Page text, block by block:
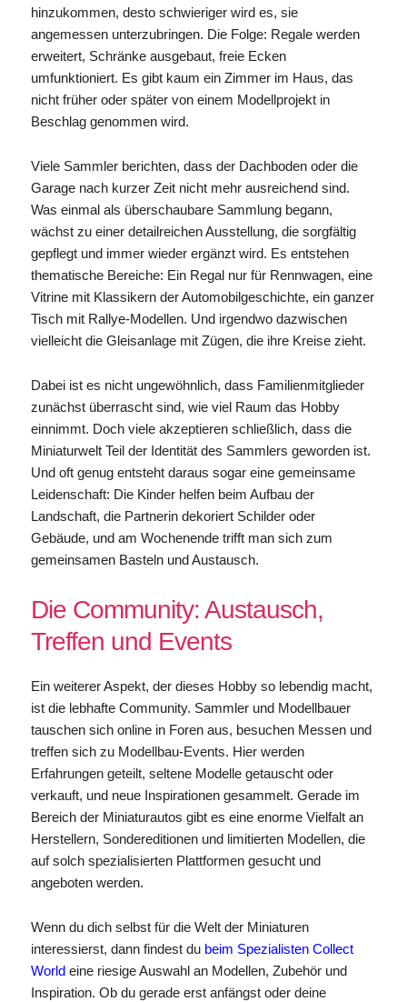
hinzukommen, desto schwieriger wird es, sie
angemessen unterzubringen. Die Folge: Regale werden
erweitert, Schränke ausgebaut, freie Ecken
umfunktioniert. Es gibt kaum ein Zimmer im Haus, das
nicht früher oder später von einem Modellprojekt in
Beschlag genommen wird.
Viele Sammler berichten, dass der Dachboden oder die
Garage nach kurzer Zeit nicht mehr ausreichend sind.
Was einmal als überschaubare Sammlung begann,
wächst zu einer detailreichen Ausstellung, die sorgfältig
gepflegt und immer wieder ergänzt wird. Es entstehen
thematische Bereiche: Ein Regal nur für Rennwagen, eine
Vitrine mit Klassikern der Automobilgeschichte, ein ganzer
Tisch mit Rallye-Modellen. Und irgendwo dazwischen
vielleicht die Gleisanlage mit Zügen, die ihre Kreise zieht.
Dabei ist es nicht ungewöhnlich, dass Familienmitglieder
zunächst überrascht sind, wie viel Raum das Hobby
einnimmt. Doch viele akzeptieren schließlich, dass die
Miniaturwelt Teil der Identität des Sammlers geworden ist.
Und oft genug entsteht daraus sogar eine gemeinsame
Leidenschaft: Die Kinder helfen beim Aufbau der
Landschaft, die Partnerin dekoriert Schilder oder
Gebäude, und am Wochenende trifft man sich zum
gemeinsamen Basteln und Austausch.
Die Community: Austausch,
Treffen und Events
Ein weiterer Aspekt, der dieses Hobby so lebendig macht,
ist die lebhafte Community. Sammler und Modellbauer
tauschen sich online in Foren aus, besuchen Messen und
treffen sich zu Modellbau-Events. Hier werden
Erfahrungen geteilt, seltene Modelle getauscht oder
verkauft, und neue Inspirationen gesammelt. Gerade im
Bereich der Miniaturautos gibt es eine enorme Vielfalt an
Herstellern, Sondereditionen und limitierten Modellen, die
auf solch spezialisierten Plattformen gesucht und
angeboten werden.
Wenn du dich selbst für die Welt der Miniaturen
interessierst, dann findest du beim Spezialisten Collect
Worldeine riesige Auswahl an Modellen, Zubehör und
Inspiration. Ob du gerade erst anfängst oder deine